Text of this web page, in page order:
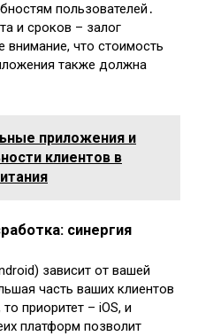
пользователей․
и сроков – залог
внимание, что стоимость
также должна
приложения и
клиентов в
синергия
зависит от вашей
часть ваших клиентов
приоритет – iOS, и
платформ позволит